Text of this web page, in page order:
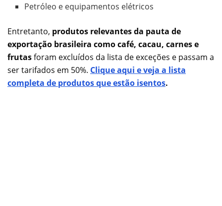
Petróleo e equipamentos elétricos
Entretanto, produtos relevantes da pauta de
exportação brasileira como café, cacau, carnes e
frutasforam excluídos da lista de exceções e passam a
ser tarifados em 50%. Clique aqui e veja a lista
completa de produtos que estão isentos.